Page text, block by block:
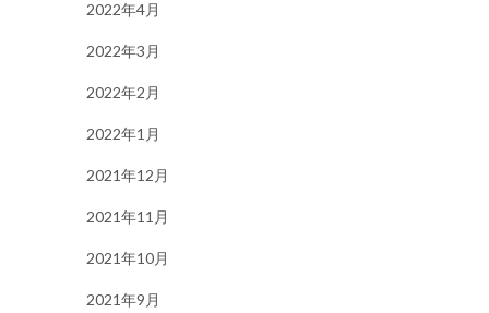
2022年4月
2022年3月
2022年2月
2022年1月
2021年12月
2021年11月
2021年10月
2021年9月